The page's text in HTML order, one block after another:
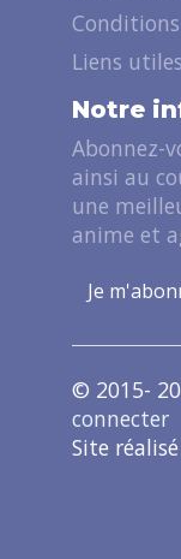
Liens utiles
Notre
Abonnez-
ainsi au
une
anime et
Je
© 2015-
connecter
Site